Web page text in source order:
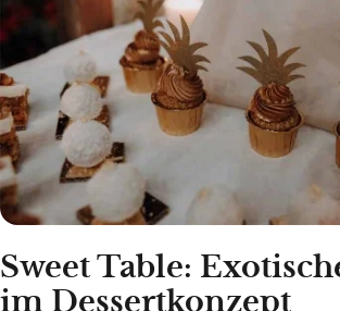
Sweet Table:
im Dessertkonzept